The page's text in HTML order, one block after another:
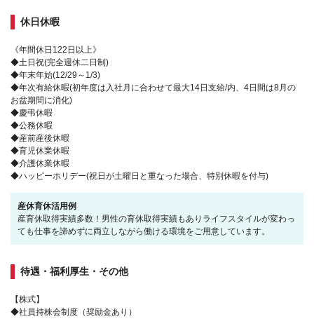
休日休暇
《年間休日122日以上》
◆土日祝(完全週休二日制)
◆年末年始(12/29～1/3)
◆年次有給休暇(初年度は入社月に合わせて最大14日支給/内、4日間は8月の
お盆期間に消化)
◆慶弔休暇
◆公務休暇
◆産前産後休暇
◆育児休業休暇
◆介護休業休暇
◆ハッピーホリデー(祝日が土曜日と重なった場合、特別休暇を付与)
産休育休活用例
産育休取得実績多数！男性の育休取得実績もありライフスタイルが変わっ
ても仕事を諦めずに両立しながら働ける環境をご用意しています。
待遇・福利厚生・その他
【株式】
◆社員持株会制度（奨励金あり）